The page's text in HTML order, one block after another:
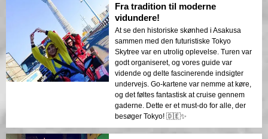
Fra tradition til moderne
vidundere!
At se den historiske skønhed i Asakusa
sammen med den futuristiske Tokyo
Skytree var en utrolig oplevelse. Turen var
godt organiseret, og vores guide var
vidende og delte fascinerende indsigter
undervejs. Go-kartene var nemme at køre,
og det føltes fantastisk at cruise gennem
gaderne. Dette er et must-do for alle, der
besøger Tokyo! 🇩🇪✨